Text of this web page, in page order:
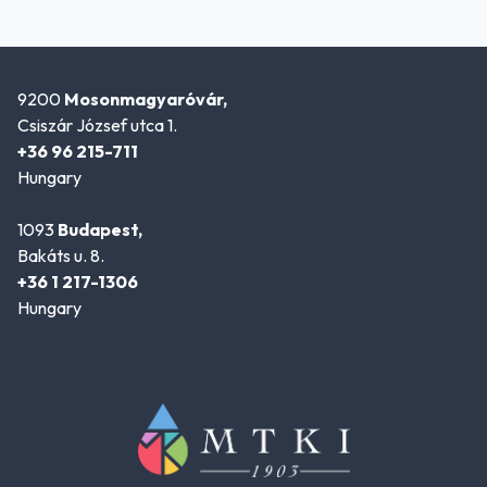
9200 Mosonmagyaróvár,
Csiszár József utca 1.
+36 96 215-711
Hungary
1093 Budapest,
Bakáts u. 8.
+36 1 217-1306
Hungary